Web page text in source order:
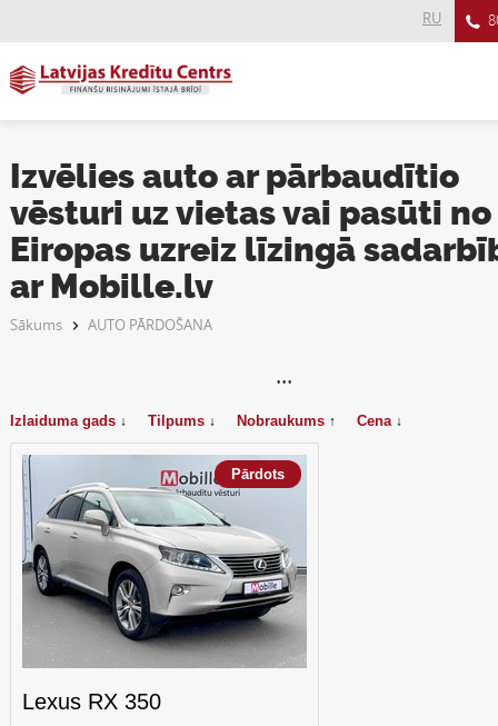
RU
Izvēlies auto ar pārbaudītio
vēsturi uz vietas vai pasūti no
Eiropas uzreiz līzingā
ar Mobille.lv
Sākums AUTO PĀRDOŠANA
···
Izlaiduma gads ↓ Tilpums ↓ Nobraukums ↑ Cena ↓
Pārdots
Lexus RX 350